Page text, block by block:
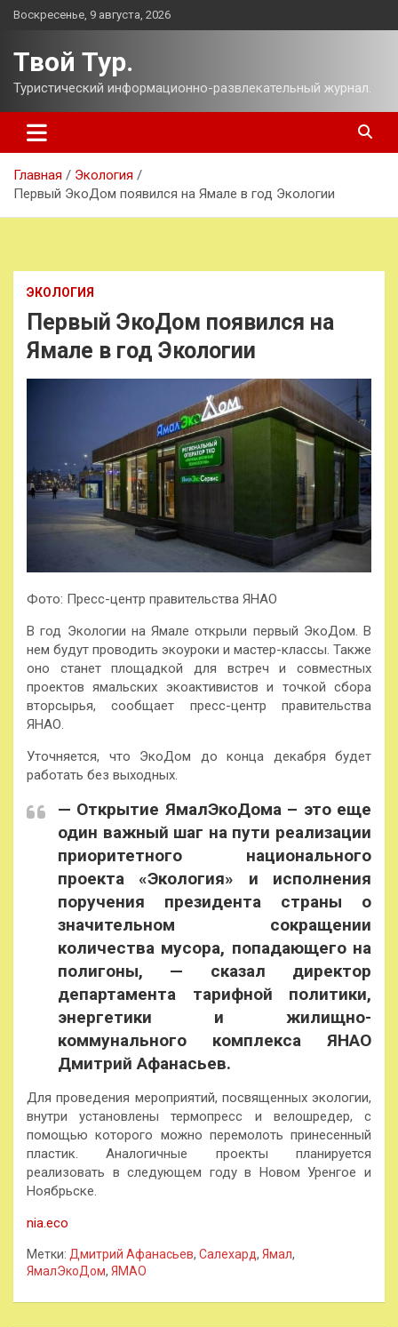
Перейти
Воскресенье, 9 августа, 2026
Твой Тур.
Туристический информационно-развлекательный журнал.
Главная
Экология
Первый ЭкоДом появился на Ямале в год Экологии
ЭКОЛОГИЯ
Первый ЭкоДом появился на
Ямале в год Экологии
Фото: Пресс-центр правительства ЯНАО
В год Экологии на Ямале открыли первый ЭкоДом. В
нем будут проводить экоуроки и мастер-классы. Также
оно станет площадкой для встреч и совместных
проектов ямальских экоактивистов и точкой сбора
вторсырья, сообщает пресс-центр правительства
ЯНАО.
Уточняется, что ЭкоДом до конца декабря будет
работать без выходных.
— Открытие ЯмалЭкоДома – это еще
один важный шаг на пути реализации
приоритетного национального
проекта «Экология» и исполнения
поручения президента страны о
значительном сокращении
количества мусора, попадающего на
полигоны, — сказал директор
департамента тарифной политики,
энергетики и жилищно-
коммунального комплекса ЯНАО
Дмитрий Афанасьев.
Для проведения мероприятий, посвященных экологии,
внутри установлены термопресс и велошредер, с
помощью которого можно перемолоть принесенный
пластик. Аналогичные проекты планируется
реализовать в следующем году в Новом Уренгое и
Ноябрьске.
nia.eco
Метки: Дмитрий Афанасьев, Салехард, Ямал,
ЯмалЭкоДом, ЯМАО